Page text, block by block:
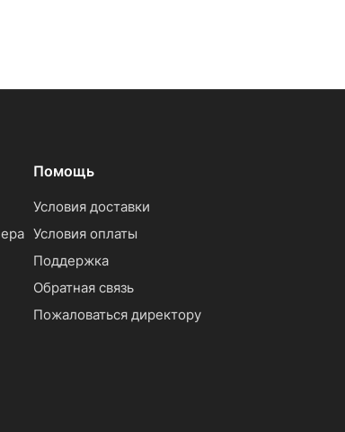
Помощь
Условия доставки
Условия оплаты
Поддержка
Обратная связь
Пожаловаться директору